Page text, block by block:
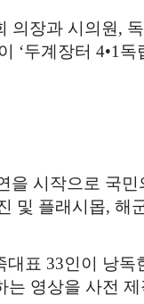
의장과 시의원,
‘두계장터 4•1
을 시작으로 국
및 플래시몹, 해
표 33인이 낭
는 영상을 사전